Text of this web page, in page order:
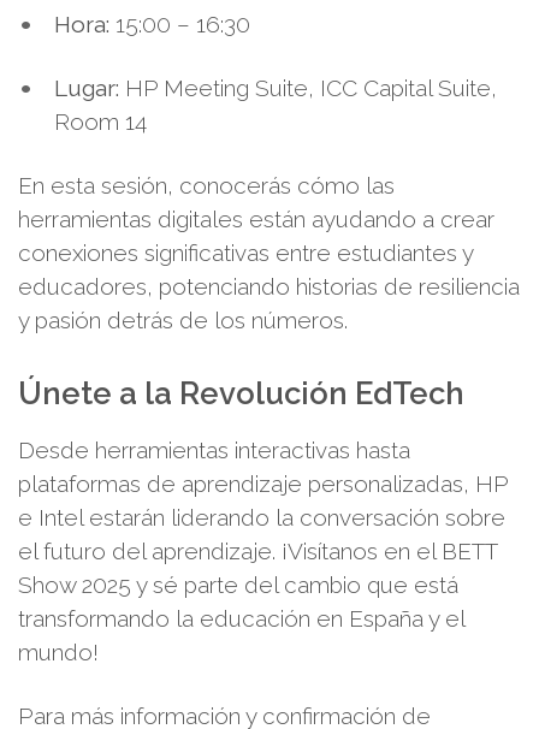
Hora: 15:00 – 16:30
Lugar: HP Meeting Suite, ICC Capital Suite,
Room 14
En esta sesión, conocerás cómo las
herramientas digitales están ayudando a crear
conexiones significativas entre estudiantes y
educadores, potenciando historias de resiliencia
y pasión detrás de los números.
Únete a la Revolución EdTech
Desde herramientas interactivas hasta
plataformas de aprendizaje personalizadas, HP
e Intel estarán liderando la conversación sobre
el futuro del aprendizaje. ¡Visítanos en el BETT
Show 2025 y sé parte del cambio que está
transformando la educación en España y el
mundo!
Para más información y confirmación de